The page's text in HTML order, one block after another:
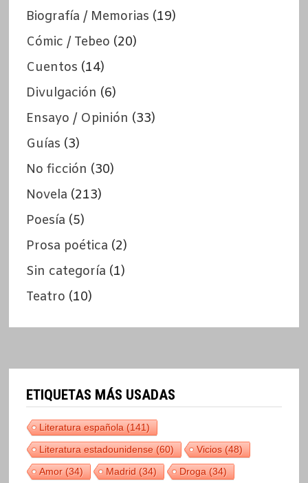
Biografía / Memorias (19)
Cómic / Tebeo (20)
Cuentos (14)
Divulgación (6)
Ensayo / Opinión (33)
Guías (3)
No ficción (30)
Novela (213)
Poesía (5)
Prosa poética (2)
Sin categoría (1)
Teatro (10)
ETIQUETAS MÁS USADAS
Literatura española(141)
Literatura estadounidense(60) Vicios(48)
Amor(34) Madrid(34) Droga(34)